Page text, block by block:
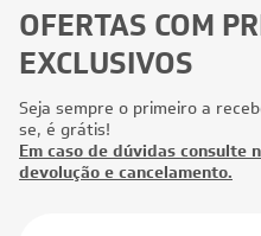
OFERTAS COM
EXCLUSIVOS
Seja sempre o primeiro a
se, é grátis!
Em caso de dúvidas consulte
devolução e cancelamento.